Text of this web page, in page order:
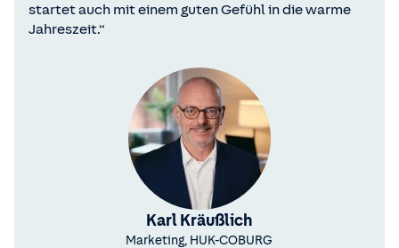
Karl Kräußlich
Marketing, HUK-COBURG
startet auch mit einem guten Gefühl in die warme
Jahreszeit.“